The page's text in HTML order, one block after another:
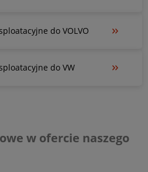
do VOLVO
do VW
w ofercie naszego